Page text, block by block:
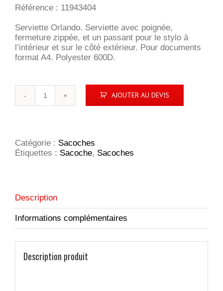
Référence : 11943404
Serviette Orlando. Serviette avec poignée,
fermeture zippée, et un passant pour le stylo à
l’intérieur et sur le côté extérieur. Pour documents
format A4. Polyester 600D.
-
Orlando
AJOUTER AU DEVIS
Catégorie : Sacoches
Étiquettes : Sacoche, Sacoches
Description
Informations complémentaires
Description produit